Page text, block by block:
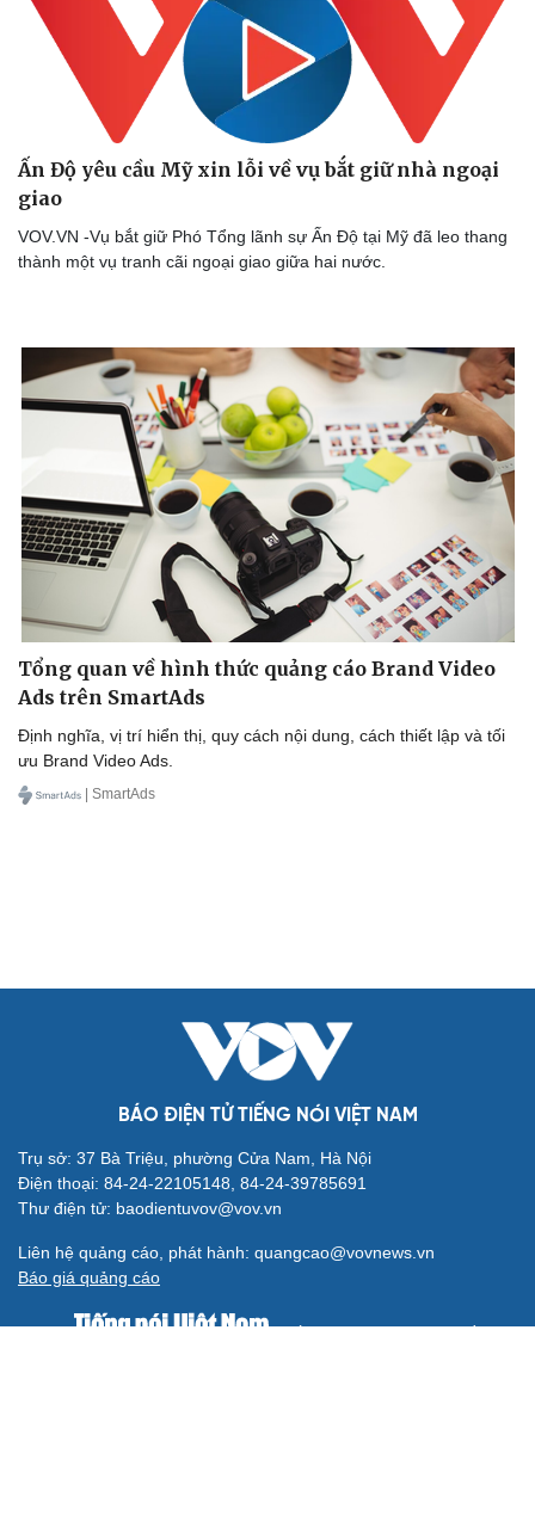
Cải chính
Ấn Độ yêu cầu Mỹ xin lỗi về vụ bắt giữ nhà ngoại
giao
VOV.VN -Vụ bắt giữ Phó Tổng lãnh sự Ấn Độ tại Mỹ đã leo thang
thành một vụ tranh cãi ngoại giao giữa hai nước.
Tổng quan về hình thức quảng cáo Brand Video
Ads trên SmartAds
Định nghĩa, vị trí hiển thị, quy cách nội dung, cách thiết lập và tối
ưu Brand Video Ads.
| SmartAds
BÁO ĐIỆN TỬ TIẾNG NÓI VIỆT NAM
Trụ sở: 37 Bà Triệu, phường Cửa Nam, Hà Nội
Điện thoại: 84-24-22105148, 84-24-39785691
Thư điện tử: baodientuvov@vov.vn
Liên hệ quảng cáo, phát hành: quangcao@vovnews.vn
Báo giá quảng cáo
Báo in xuất bản thứ Năm hàng tuần